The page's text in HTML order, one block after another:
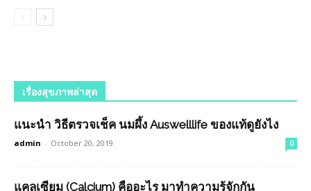
เรื่องสุขภาพล่าสุด
แนะนำ วิธีตรวจเช็ค นมผึ้ง Auswelllife ของแท้ดูยังไง
admin - October 20, 2019 0
แคลเซียม (Calcium) คืออะไร มาทำความรู้จักกัน